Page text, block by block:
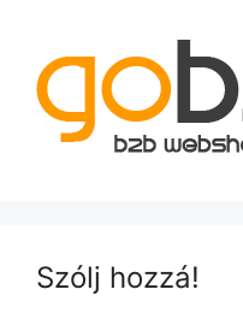
Szólj hozzá!